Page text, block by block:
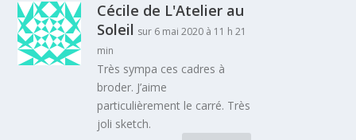
Cécile de L'Atelier au
Soleil sur 6 mai 2020 à 11 h 21
min
Très sympa ces cadres à
broder. J’aime
particulièrement le carré. Très
joli sketch.